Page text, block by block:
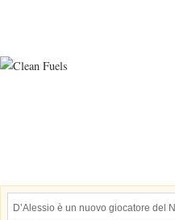
D’Alessio è un nuovo giocatore del